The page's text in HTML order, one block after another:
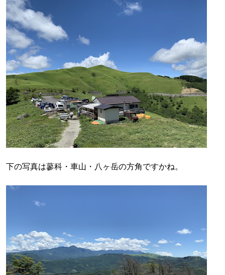
下の写真は蓼科・車山・八ヶ岳の方角ですかね。